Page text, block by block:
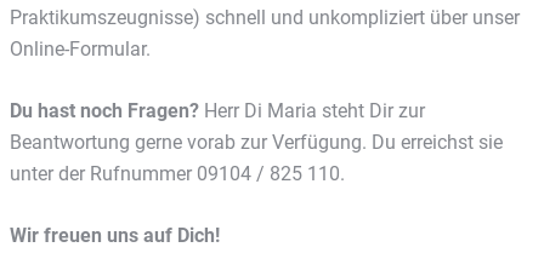
Praktikumszeugnisse) schnell und unkompliziert über unser
Online-Formular.
Du hast noch Fragen? Herr Di Maria steht Dir zur
Beantwortung gerne vorab zur Verfügung. Du erreichst sie
unter der Rufnummer 09104 / 825 110.
Wir freuen uns auf Dich!